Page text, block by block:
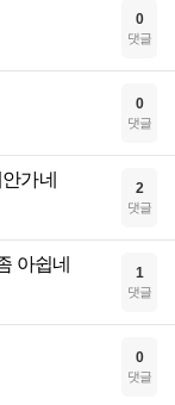
0
댓글
0
댓글
가네 2
댓글
아쉽네 1
댓글
0
댓글